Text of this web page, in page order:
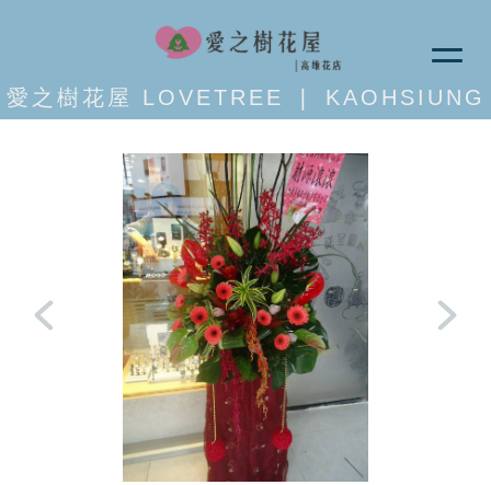
愛之樹花屋 LOVETREE ❘ KAOHSIUNG